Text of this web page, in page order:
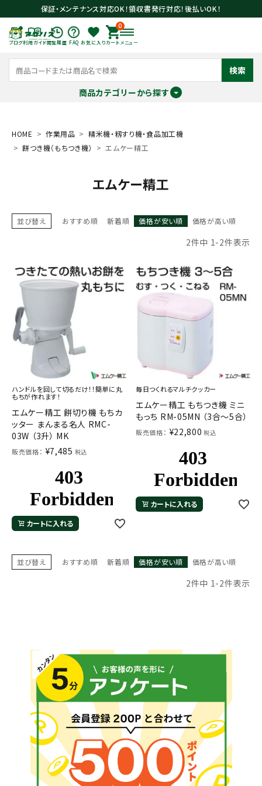
保証・メンテナンス対応OK！領収書発行対応！後払いOK！
ブログ利用ガイド閲覧履歴 FAQ お気に入り
0
カート メニュー
検索
商品カテゴリーから探す
meeting_room ログイン person 会員登録
お気に入り一覧
閲覧履歴一覧
農業機械
農業資材
作業用品
補修部品
レンタル
利用ガイド FAQ
FAXでのご注文
0739-72-4532
24時間受付
HOME 作業用品
精米機・籾すり機・食品加工機
餅つき機（もちつき機）
エムケー精工
エムケー精工
並び替え おすすめ順 新着順 価格が安い順 価格が高い順
2件中 1-2件表示
ハンドルを回して切るだけ！！簡単に丸
もちが作れます！
エムケー精工 餅切り機 もちカ
ッター まんまる名人 RMC-
03W （3升） MK
販売価格： ¥7,485 税込
カートに入れる
毎日つくれるマルチクッカー
エムケー精工 もちつき機 ミニ
もっち RM-05MN （3合～5合）
販売価格： ¥22,800 税込
カートに入れる
並び替え おすすめ順 新着順 価格が安い順 価格が高い順
2件中 1-2件表示